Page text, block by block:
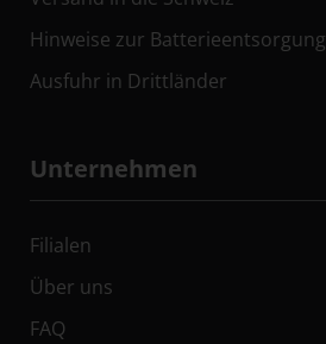
Hinweise zur Batterieentsorgung
Ausfuhr in Drittländer
Unternehmen
Filialen
Über uns
FAQ